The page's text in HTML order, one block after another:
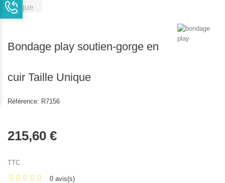
Bondage play soutien-gorge en
cuir Taille Unique
Référence: R7156
215,60 €
TTC
0 avis(s)